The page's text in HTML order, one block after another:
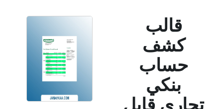
قالب
كشف
حساب
بنكي